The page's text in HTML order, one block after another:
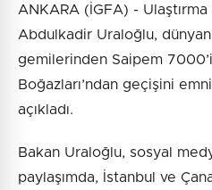
ANKARA (İGFA) - Ulaştırma
Abdulkadir Uraloğlu,
gemilerinden Saipem
Boğazları’ndan geçişini
açıkladı.
Bakan Uraloğlu, sosyal
paylaşımda, İstanbul ve